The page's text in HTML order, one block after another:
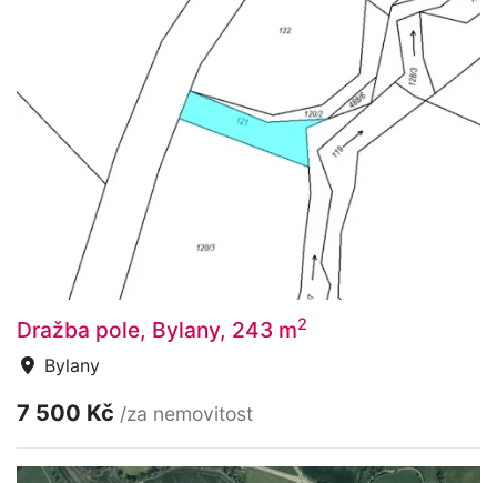
Dražba pole, Bylany, 243 m2
Bylany
7 500 Kč /za nemovitost